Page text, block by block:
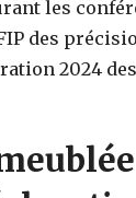
les
des
2024